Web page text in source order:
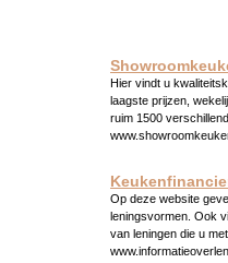
Hier vindt u
laagste prijzen,
ruim 1500
Op deze website
leningsvormen. Ook
van leningen die u